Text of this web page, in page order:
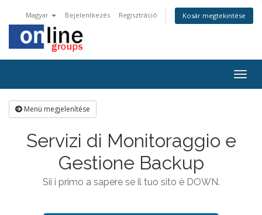
Magyar Bejelentkezés Regisztráció Kosár megtekintése
Menü megjelenítése
Servizi di Monitoraggio e
Gestione Backup
Sii i primo a sapere se il tuo sito è DOWN.